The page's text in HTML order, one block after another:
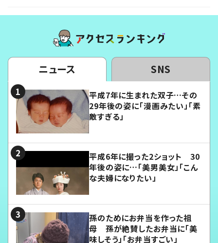
ニュース SNS
平成7年に生まれた双子…その
29年後の姿に「漫画みたい」「素
敵すぎる」
平成6年に撮った2ショット 30
年後の姿に…「美男美女」「こん
な夫婦になりたい」
孫のためにお弁当を作った祖
母 孫が絶賛したお弁当に「美
味しそう」「お弁当すごい」